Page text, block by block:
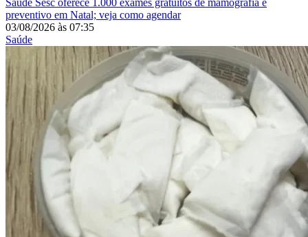
preventivo em Natal; veja como agendar
03/08/2026 às 07:35
Saúde